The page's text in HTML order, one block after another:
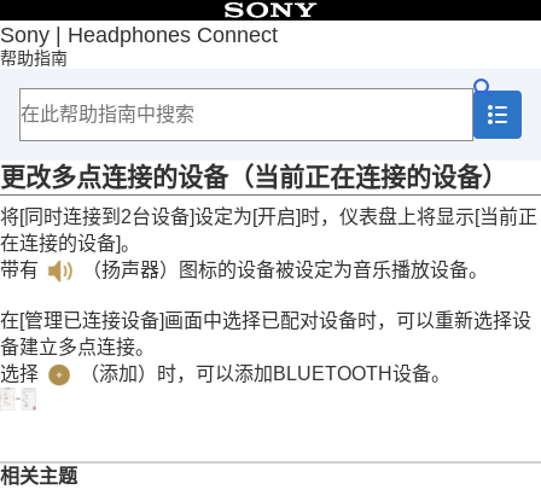
Sony | Headphones Connect
帮助指南
目录
首页
入门
如何使用
关于“Sony | Headphones Connect”仪表盘
[状态]选项卡中显示的功能
检测动作或位置并自动调节降噪功能（自适应
声音控制）
更改多点连接的设备（
更改多点连接时的音乐播放设备
查看当前声压
[声音]选项卡中显示的功能
[系统]选项卡中显示的功能
重要信息
更改多点连接的设备（当前正在连接的设备）
将[同时连接到2台设备]设定为[开启]时，仪表盘上将显示[当前正
在连接的设备]。
带有
（扬声器）图标的设备被设定为音乐播放设备。
在[管理已连接设备]画面中选择已配对设备时，可以重新选择设
备建立多点连接。
选择
（添加）时，可以添加 BLUETOOTH设备。
相关主题